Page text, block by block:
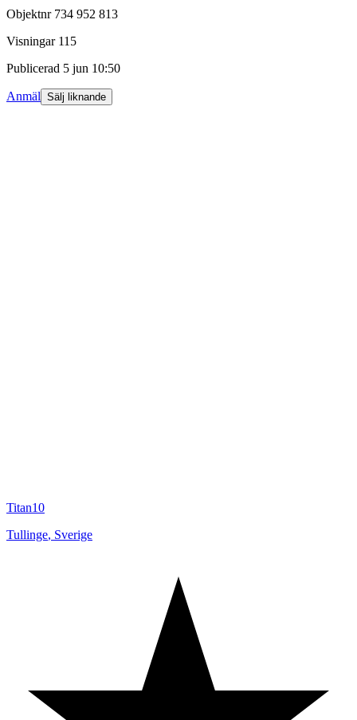
Objektnr 734 952 813
Visningar 115
Publicerad 5 jun 10:50
Anmäl Sälj liknande
Titan10
Tullinge, Sverige